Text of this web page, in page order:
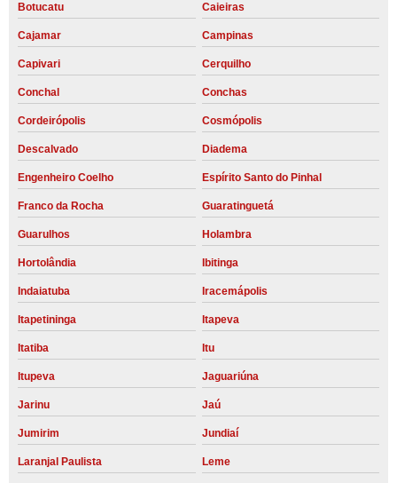
Botucatu Caieiras
Cajamar Campinas
Capivari Cerquilho
Conchal Conchas
Cordeirópolis Cosmópolis
Descalvado Diadema
Engenheiro Coelho Espírito Santo do Pinhal
Franco da Rocha Guaratinguetá
Guarulhos Holambra
Hortolândia Ibitinga
Indaiatuba Iracemápolis
Itapetininga Itapeva
Itatiba Itu
Itupeva Jaguariúna
Jarinu Jaú
Jumirim Jundiaí
Laranjal Paulista Leme